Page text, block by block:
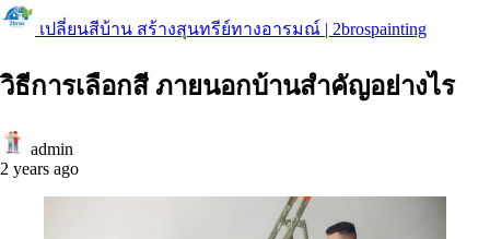
เปลี่ยนสีบ้าน สร้างสุนทรีย์ทางอารมณ์ | 2brospainting
วิธีการเลือกสี ภายนอกบ้านสำคัญอย่างไร
admin
2 years ago